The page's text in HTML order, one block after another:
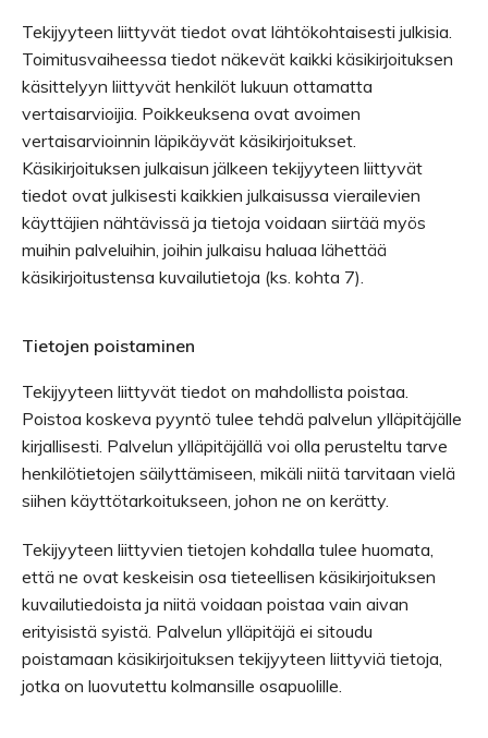
Tekijyyteen liittyvät tiedot ovat lähtökohtaisesti julkisia.
Toimitusvaiheessa tiedot näkevät kaikki käsikirjoituksen
käsittelyyn liittyvät henkilöt lukuun ottamatta
vertaisarvioijia. Poikkeuksena ovat avoimen
vertaisarvioinnin läpikäyvät käsikirjoitukset.
Käsikirjoituksen julkaisun jälkeen tekijyyteen liittyvät
tiedot ovat julkisesti kaikkien julkaisussa vierailevien
käyttäjien nähtävissä ja tietoja voidaan siirtää myös
muihin palveluihin, joihin julkaisu haluaa lähettää
käsikirjoitustensa kuvailutietoja (ks. kohta 7).
Tietojen poistaminen
Tekijyyteen liittyvät tiedot on mahdollista poistaa.
Poistoa koskeva pyyntö tulee tehdä palvelun ylläpitäjälle
kirjallisesti. Palvelun ylläpitäjällä voi olla perusteltu tarve
henkilötietojen säilyttämiseen, mikäli niitä tarvitaan vielä
siihen käyttötarkoitukseen, johon ne on kerätty.
Tekijyyteen liittyvien tietojen kohdalla tulee huomata,
että ne ovat keskeisin osa tieteellisen käsikirjoituksen
kuvailutiedoista ja niitä voidaan poistaa vain aivan
erityisistä syistä. Palvelun ylläpitäjä ei sitoudu
poistamaan käsikirjoituksen tekijyyteen liittyviä tietoja,
jotka on luovutettu kolmansille osapuolille.